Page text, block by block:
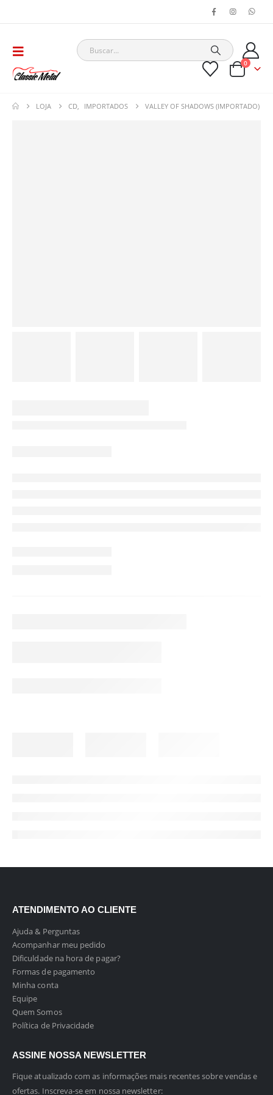
0
LOJA CD IMPORTADOS VALLEY OF SHADOWS (IMPORTADO)
ATENDIMENTO AO CLIENTE
Ajuda & Perguntas
Acompanhar meu pedido
Dificuldade na hora de pagar?
Formas de pagamento
Minha conta
Equipe
Quem Somos
Política de Privacidade
ASSINE NOSSA NEWSLETTER
Fique atualizado com as informações mais recentes sobre vendas e
ofertas. Inscreva-se em nossa newsletter: